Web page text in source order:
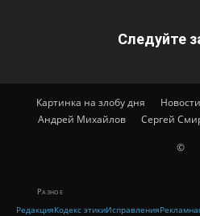
Следуйте
Картинка на злобу дня Новости
Андрей Михайлов
Сергей
©
Разное
РедакцияКодекс этикиИсправления